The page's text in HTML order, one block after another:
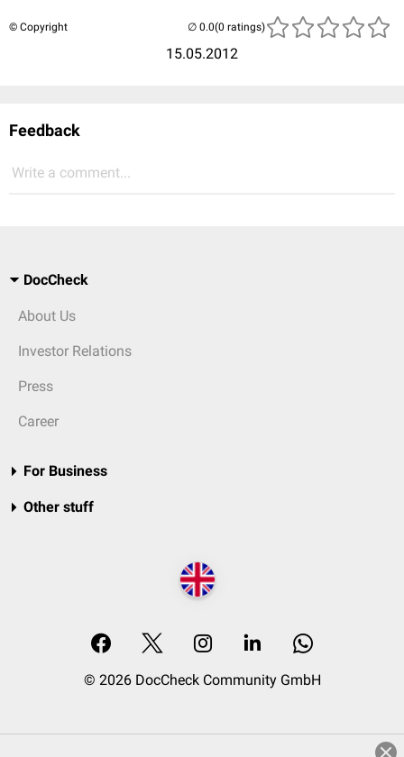
© Copyright
15.05.2012
(0 ratings)
Feedback
Write a comment...
DocCheck
About Us
Investor Relations
Press
Career
For Business
Other stuff
© 2026 DocCheck Community GmbH